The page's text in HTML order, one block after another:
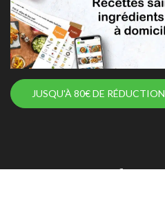
JUSQU'À 80€ DE RÉDUCTION